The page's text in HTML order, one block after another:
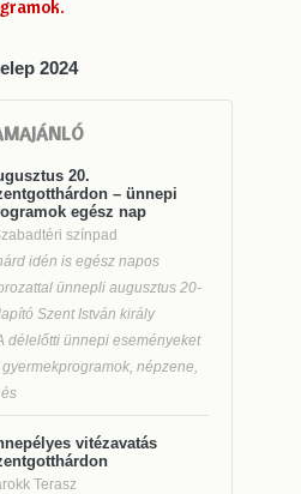
20.
– ünnepi
egész nap
színpad
idén is egész napos
ünnepli augusztus 20-
Szent István király
délelőtti ünnepi eseményeket
népzene,
vitézavatás
Terasz